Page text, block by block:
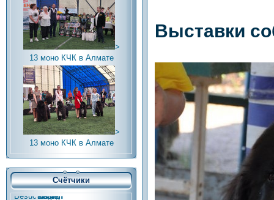
>
13 моно КЧК в Алмате
>
13 моно КЧК в Алмате
Счётчики
Выставки